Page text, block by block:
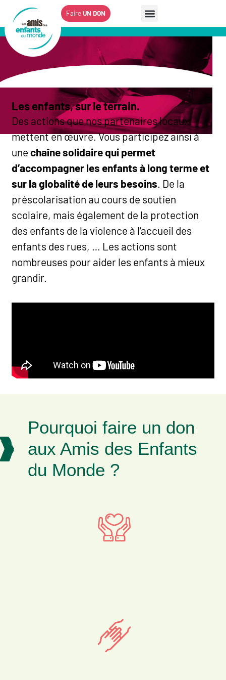
FaireUN DON
Agir pour
les droits de
l'enfant
Les enfants, sur le terrain.
Des actions que nos partenaires locaux
mettent enœuvre. Vous participez ainsi à
une chaîne solidaire qui permet
d’accompagner les enfants à long terme et
sur la globalité de leurs besoins . De la
préscolarisation au cours de soutien
scolaire, mais également de la protection
des enfants de la violence à l’accueil des
enfants des rues, … Les actions sont
nombreuses pour aider les enfants à mieux
grandir.
Pourquoi faire un don
aux Amis des Enfants
du Monde ?